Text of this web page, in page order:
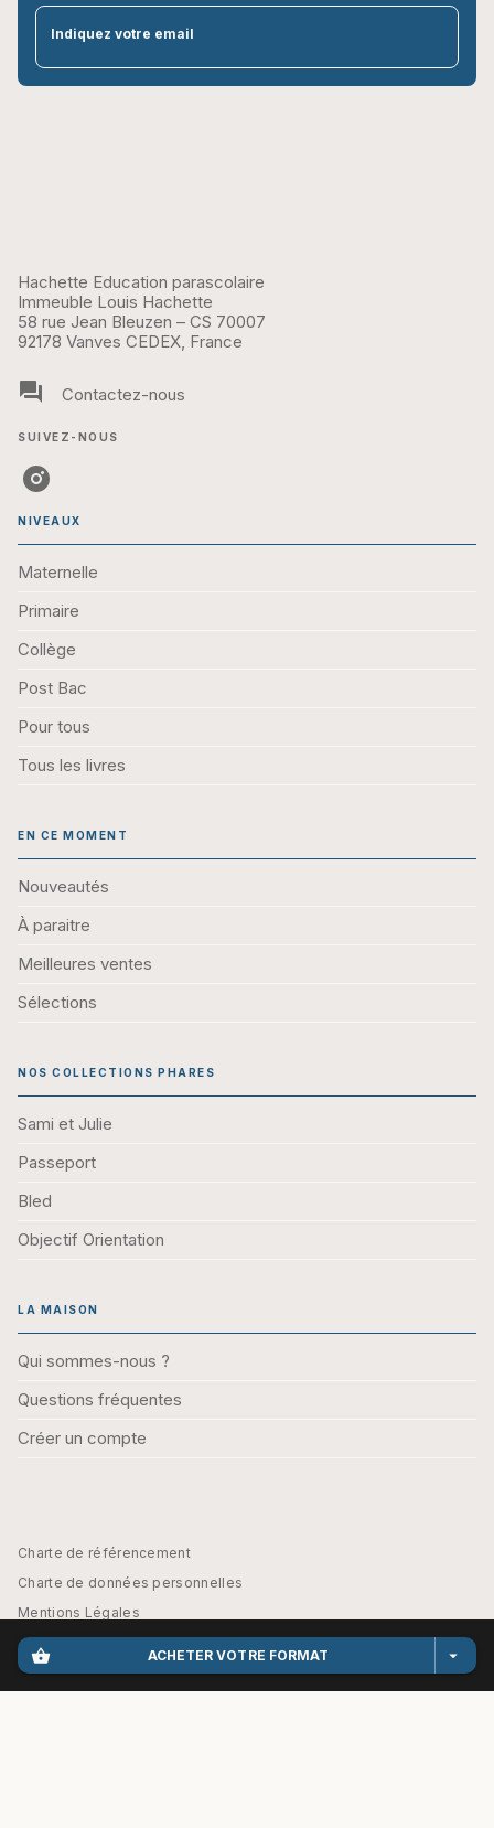
shopping_basket ACHETER VOTRE FORMAT arrow_drop_down
Indiquez votre email
Hachette Education parascolaire
Immeuble Louis Hachette
58 rue Jean Bleuzen – CS 70007
92178 Vanves CEDEX, France
question_answer Contactez-nous
SUIVEZ-NOUS
NIVEAUX
Maternelle
Primaire
Collège
Post Bac
Pour tous
Tous les livres
EN CE MOMENT
Nouveautés
À paraitre
Meilleures ventes
Sélections
NOS COLLECTIONS PHARES
Sami et Julie
Passeport
Bled
Objectif Orientation
LA MAISON
Qui sommes-nous ?
Questions fréquentes
Créer un compte
Charte de référencement
Charte de données personnelles
Mentions Légales
Engagement durable
CGU